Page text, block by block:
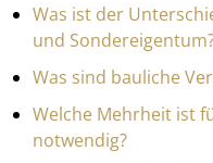
Was ist der
und
Was sind bauliche
Welche Mehrheit ist
notwendig?